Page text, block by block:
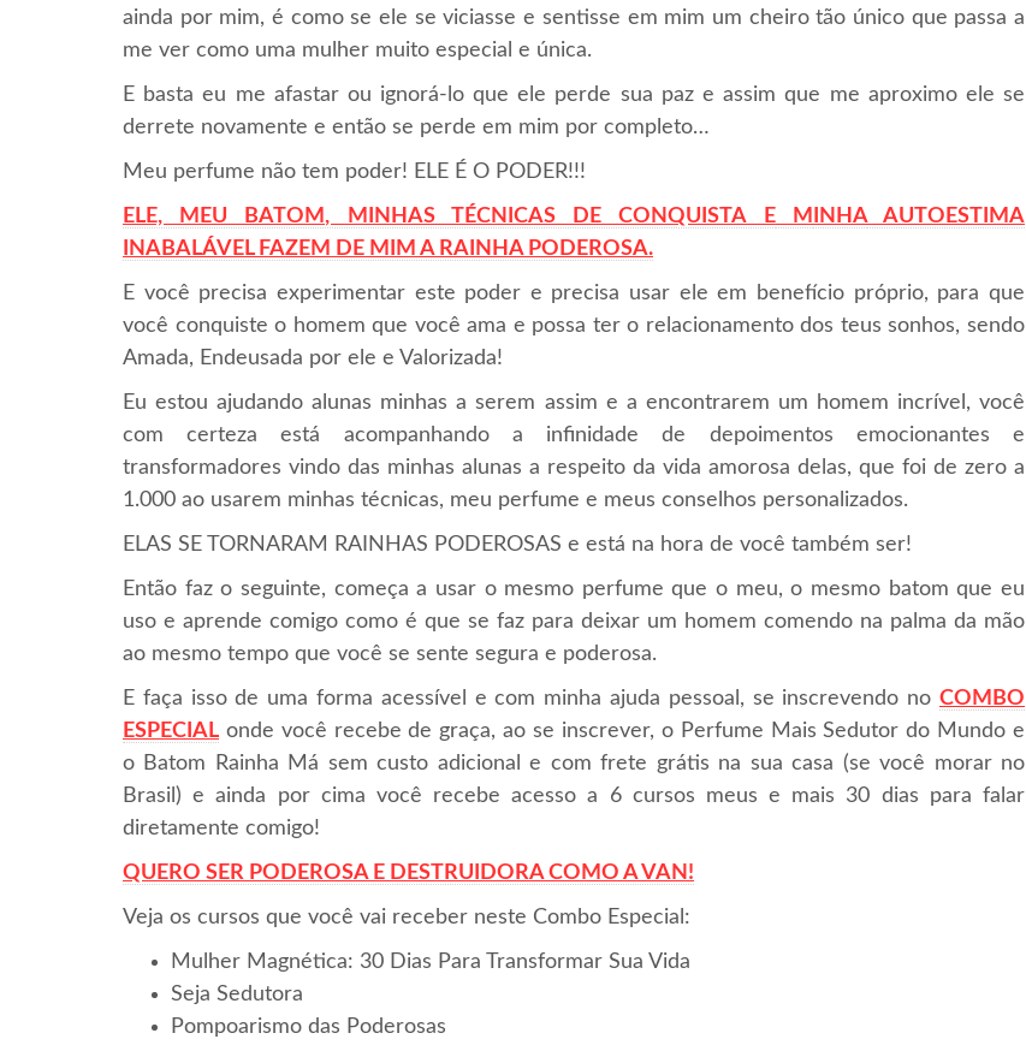
ainda por mim, é como se ele se viciasse e sentisse em mim um cheiro tão único que passa a
me ver como uma mulher muito especial e única.
E basta eu me afastar ou ignorá-lo que ele perde sua paz e assim que me aproximo ele se
derrete novamente e então se perde em mim por completo…
Meu perfume não tem poder! ELE É O PODER!!!
ELE, MEU BATOM, MINHAS TÉCNICAS DE CONQUISTA EM INHAAUTOESTIMA
INABALÁVEL FAZEM DE MIM A RAINHA PODEROSA.
E você precisa experimentar este poder e precisa usar ele em benefício próprio, para que
você conquiste o homem que você ama e possa ter o relacionamento dos teus sonhos, sendo
Amada, Endeusada por ele e Valorizada!
Eu estou ajudando alunas minhas a serem assim e a encontrarem um homem incrível, você
com certeza está acompanhando a infinidade de depoimentos emocionantes e
transformadores vindo das minhas alunas a respeito da vida amorosa delas, que foi de zero a
1.000 ao usarem minhas técnicas, meu perfume e meus conselhos personalizados.
ELAS SE TORNARAM RAINHAS PODEROSAS e está na hora de você também ser!
Então faz o seguinte, começa a usar o mesmo perfume que o meu, o mesmo batom que eu
uso e aprende comigo como é que se faz para deixar um homem comendo na palma da mão
ao mesmo tempo que você se sente segura e poderosa.
E faça isso de uma forma acessível e com minha ajuda pessoal, se inscrevendo no COMBO
ESPECIAL onde você recebe de graça, ao se inscrever, o Perfume Mais Sedutor do Mundo e
o Batom Rainha Má sem custo adicional e com frete grátis na sua casa (se você morar no
Brasil) e ainda por cima você recebe acesso a 6 cursos meus e mais 30 dias para falar
diretamente comigo!
QUERO SER PODEROSA E DESTRUIDORA COMO A VAN!
Veja os cursos que você vai receber neste Combo Especial:
Mulher Magnética: 30 Dias Para Transformar Sua Vida
Seja Sedutora
Pompoarismo das Poderosas